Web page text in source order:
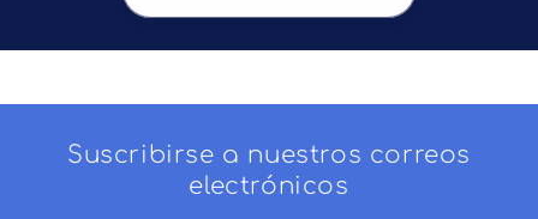
Suscribirse a nuestros correos
electrónicos